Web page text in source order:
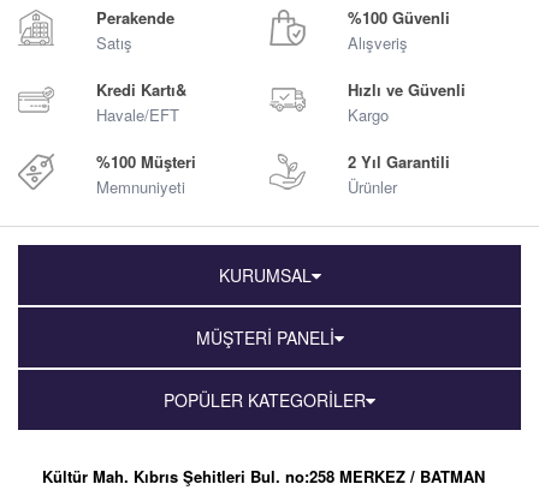
Perakende
Satış
%100 Güvenli
Alışveriş
Kredi Kartı&
Havale/EFT
Hızlı ve Güvenli
Kargo
%100 Müşteri
Memnuniyeti
2 Yıl Garantili
Ürünler
KURUMSAL
MÜŞTERİ PANELİ
POPÜLER KATEGORİLER
Kültür Mah. Kıbrıs Şehitleri Bul. no:258 MERKEZ / BATMAN